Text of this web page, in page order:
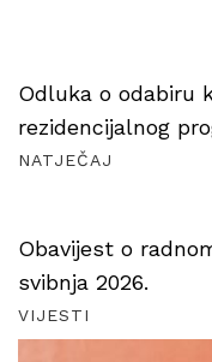
Odluka o odabiru
rezidencijalnog
NATJEČAJ
Obavijest o
svibnja 2026.
VIJESTI